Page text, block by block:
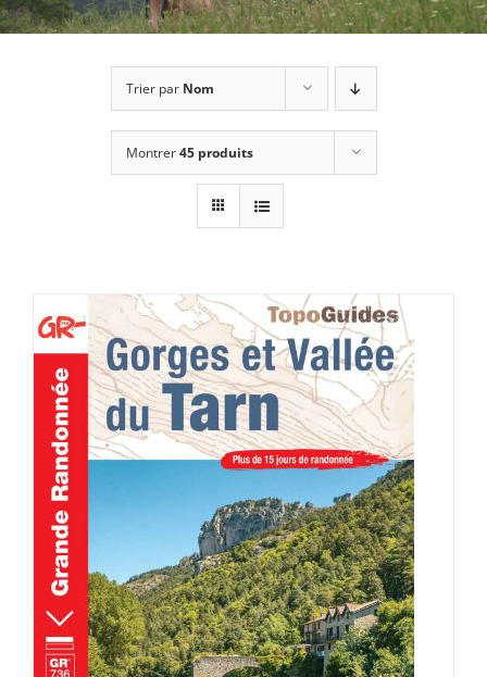
Trier par Nom
Montrer45 produits
AJOUTER AU PANIER / DÉTAILS